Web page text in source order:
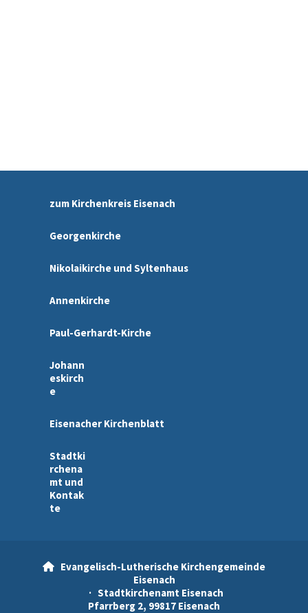
zum Kirchenkreis Eisenach
Georgenkirche
Nikolaikirche und Syltenhaus
Annenkirche
Paul-Gerhardt-Kirche
Johann
eskirch
e
Eisenacher Kirchenblatt
Stadtki
rchena
mt und
Kontak
te

Evangelisch-Lutherische Kirchengemeinde
Eisenach
· Stadtkirchenamt Eisenach
Pfarrberg 2, 99817 Eisenach